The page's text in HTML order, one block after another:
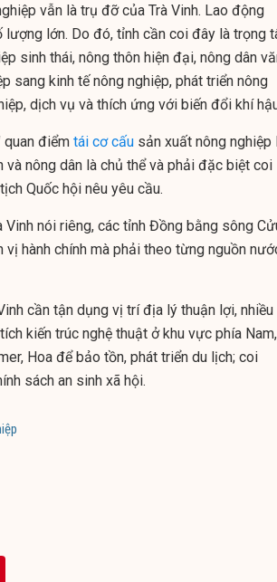
vẫn là trụ đỡ của Trà Vinh. Lao động
lớn. Do đó, tỉnh cần coi đây là trọng
sinh thái, nông thôn hiện đại, nông dân
sang kinh tế nông nghiệp, phát triển nông
dịch vụ và thích ứng với biến đổi khí
quan điểm tái cơ cấu sản xuất nông nghiệp
nông dân là chủ thể và phải đặc biệt coi
Quốc hội nêu yêu cầu.
Vinh nói riêng, các tỉnh Đồng bằng sông
hành chính mà phải theo từng nguồn
cần tận dụng vị trí địa lý thuận lợi,
kiến trúc nghệ thuật ở khu vực phía Nam,
Hoa để bảo tồn, phát triển du lịch; coi
sách an sinh xã hội.